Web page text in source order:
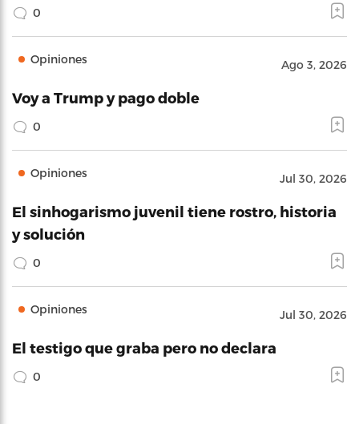
0
Opiniones Ago 3, 2026
Voy a Trump y pago doble
0
Opiniones Jul 30, 2026
El sinhogarismo juvenil tiene rostro, historia
y solución
0
Opiniones Jul 30, 2026
El testigo que graba pero no declara
0